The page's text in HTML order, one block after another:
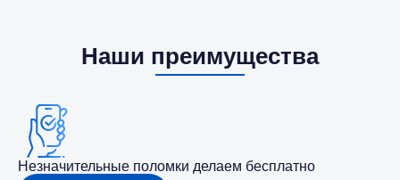
Наши преимущества
Незначительные поломки делаем бесплатно